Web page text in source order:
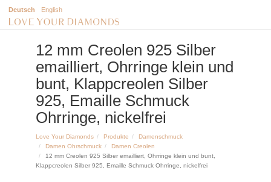
Deutsch English
12 mm Creolen 925 Silber
emailliert, Ohrringe klein und
bunt, Klappcreolen Silber
925, Emaille Schmuck
Ohrringe, nickelfrei
Love Your Diamonds Produkte
Damenschmuck
Damen Ohrschmuck
Damen Creolen
12 mm Creolen 925 Silber emailliert, Ohrringe klein und bunt,
Klappcreolen Silber 925, Emaille Schmuck Ohrringe, nickelfrei